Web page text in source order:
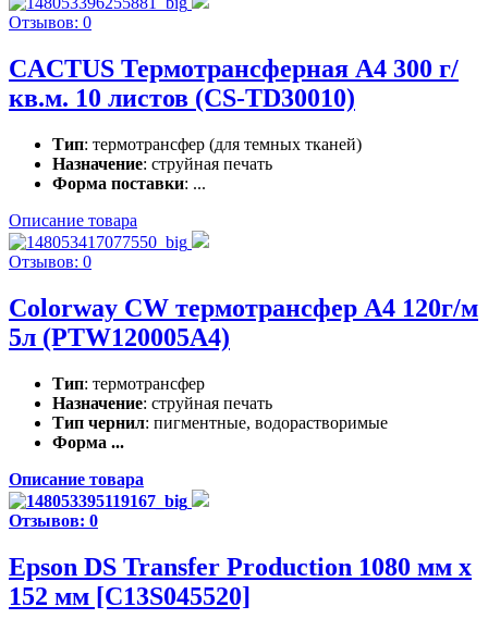
Отзывов: 0
CACTUS Термотрансферная A4 300 г/
кв.м. 10 листов (CS-TD30010)
Тип: термотрансфер (для темных тканей)
Назначение: струйная печать
Форма поставки: ...
Описание товара
Отзывов: 0
Colorway CW термотрансфер А4 120г/м
5л (PTW120005A4)
Тип: термотрансфер
Назначение: струйная печать
Тип чернил: пигментные, водорастворимые
Форма ...
Описание товара
Отзывов: 0
Epson DS Transfer Production 1080 мм x
152 мм [C13S045520]